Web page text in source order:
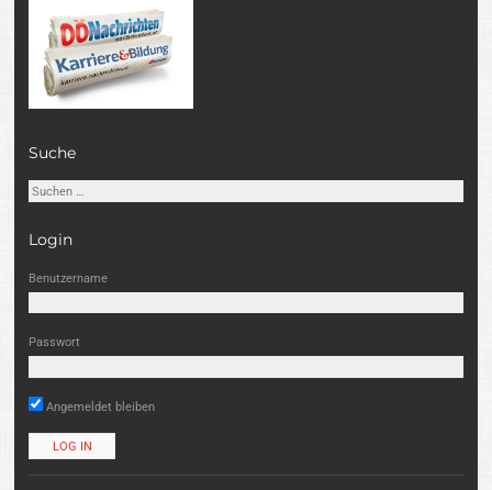
Suche
Suchen
Login
Benutzername
Passwort
Angemeldet bleiben